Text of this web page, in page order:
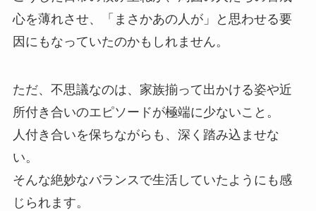
心を薄れさせ、「まさかあの人が」と思わせる要
因にもなっていたのかもしれません。
ただ、不思議なのは、家族揃って出かける姿や近
所付き合いのエピソードが極端に少ないこと。
人付き合いを保ちながらも、深く踏み込ませな
い。
そんな絶妙なバランスで生活していたようにも感
じられます。